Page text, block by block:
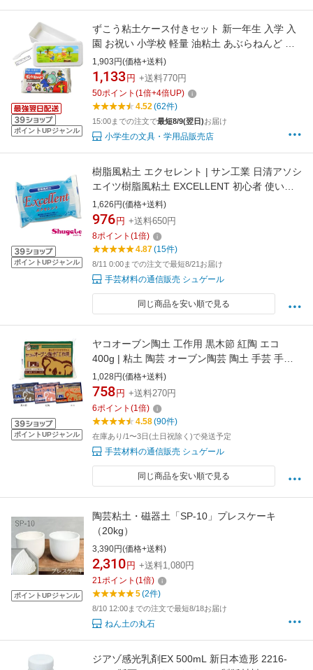
ポイントUPジャンル
ずこう粘土ケース付きセット 新一年生 入学 入
園 お祝い 小学校 軽量 油粘土 あぶらねんど 幼
稚園 保育園 小学生 図工
1,903円(価格+送料)
1,133 円 +送料770円
50ポイント (1倍+4倍UP)
4.52(62件)
15:00までの注文で最短8/9(翌日)お届け
小学生の文具・学用品販売店
ポイントUPジャンル
樹脂風粘土 エクセレント | サン工業 日清アソシ
エイツ樹脂風粘土 EXCELLENT 初心者 使いや
すい ねんど 樹脂粘土
1,626円(価格+送料)
976 円 +送料650円
8ポイント (1倍)
4.87(15件)
8/11 0:00までの注文で最短8/21お届け
手芸材料の通信販売 シュゲール
同じ商品を安い順で見る
ポイントUPジャンル
ヤコオーブン陶土 工作用 黒木節 紅陶 エコ
400g | 粘土 陶芸 オーブン陶芸 陶土 手芸 手作
り ハンドメイド 工作 夏休み 冬休み 子供 粘土
家庭用オーブン テラコッタ風
1,028円(価格+送料)
758 円 +送料270円
6ポイント (1倍)
4.58(90件)
在庫あり/1〜3日(土日祝除く)で発送予定
手芸材料の通信販売 シュゲール
同じ商品を安い順で見る
ポイントUPジャンル
陶芸粘土・磁器土「SP-10」プレスケーキ
（20kg）
3,390円(価格+送料)
2,310 円 +送料1,080円
21ポイント (1倍)
5(2件)
8/10 12:00までの注文で最短8/18お届け
ねん土の丸石
ジアゾ感光乳剤EX 500mL 新日本造形 2216-